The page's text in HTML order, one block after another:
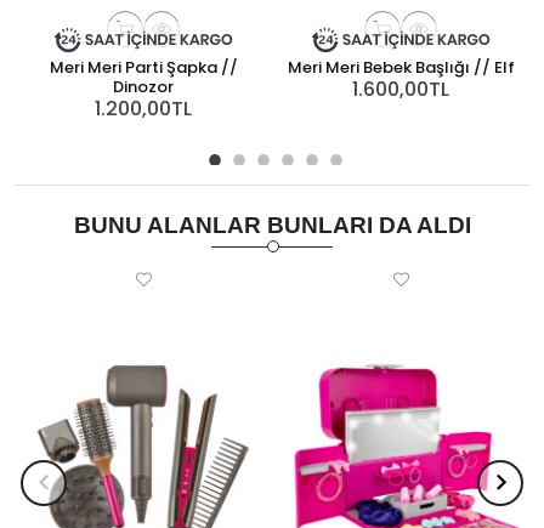
Meri Meri Parti Şapka //
Dinozor
1.200,00TL
Meri Meri Bebek Başlığı // Elf
1.600,00TL
BUNU ALANLAR BUNLARI DA ALDI